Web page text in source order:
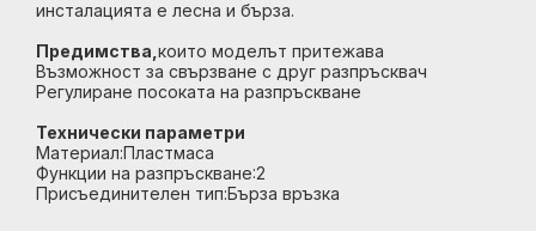
инсталацията е лесна и бърза.
Предимства,които моделът притежава
Възможност за свързване с друг разпръсквач
Регулиране посоката на разпръскване
Технически параметри
Материал:Пластмаса
Функции на разпръскване:2
Присъединителен тип:Бърза връзка